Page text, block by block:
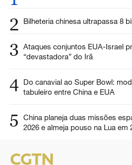
2 Bilheteria chinesa ultrapassa 8
3 Ataques conjuntos EUA-Israel
“devastadora” do Irã
4 Do canavial ao Super Bowl:
tabuleiro entre China e EUA
5
China planeja duas missões
2026 e almeja pouso na Lua em